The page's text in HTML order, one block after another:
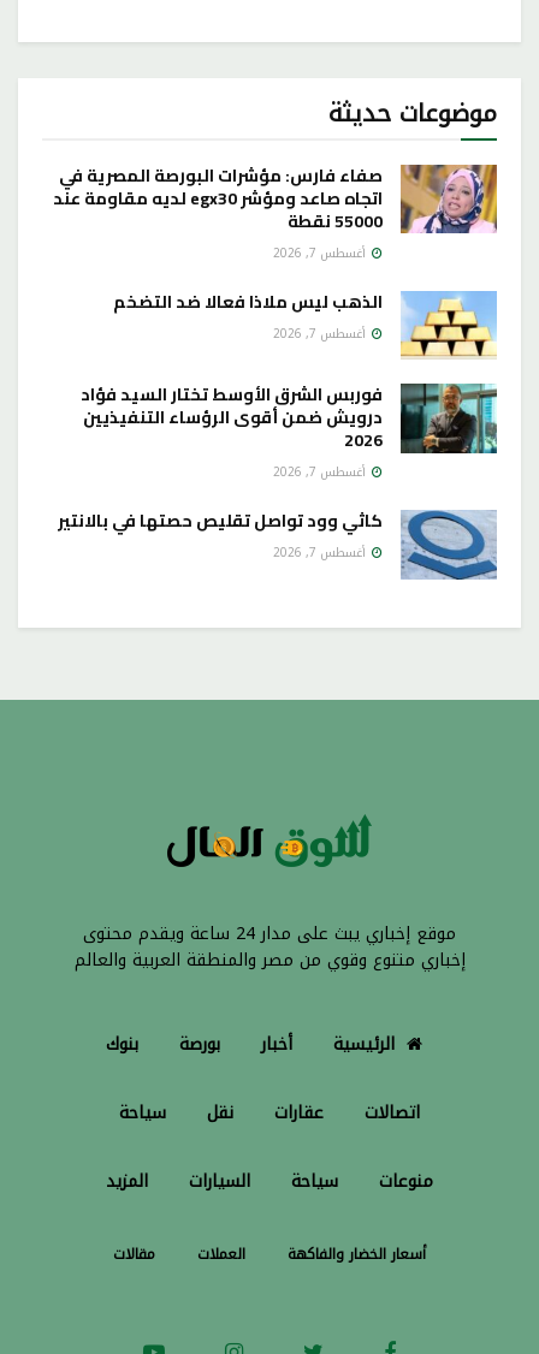
موضوعات حديثة
صفاء فارس: مؤشرات البورصة المصرية في
اتجاه صاعد ومؤشر egx30 لديه مقاومة عند
55000 نقطة
أغسطس 7, 2026
الذهب ليس ملاذا فعالا ضد التضخم
أغسطس 7, 2026
فوربس الشرق الأوسط تختار السيد فؤاد
درويش ضمن أقوى الرؤساء التنفيذيين
2026
أغسطس 7, 2026
كاثي وود تواصل تقليص حصتها في بالانتير
أغسطس 7, 2026
موقع إخباري يبث على مدار 24 ساعة ويقدم محتوى
إخباري متنوع وقوي من مصر والمنطقة العربية والعالم
الرئيسية أخبار بورصة بنوك
اتصالات عقارات نقل سياحة
منوعات سياحة السيارات المزيد
أسعار الخضار والفاكهة العملات مقالات